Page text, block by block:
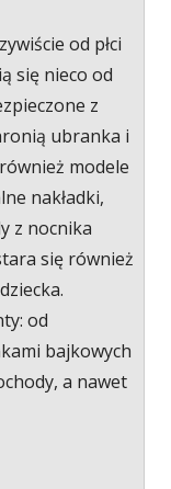
od płci
się nieco od
z
ubranka i
modele
nakładki,
z nocnika
się również
od
bajkowych
a nawet